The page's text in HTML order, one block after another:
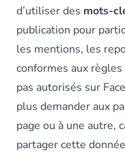
d’utiliser des mots-
publication pour
les mentions, les
conformes aux
pas autorisés sur
plus demander aux
page ou à une autre,
partager cette